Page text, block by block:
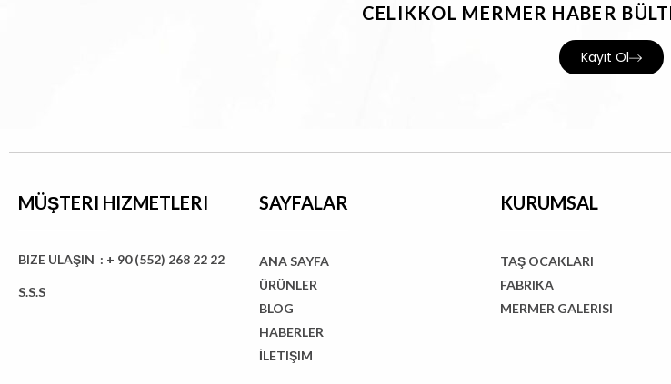
CELIKKOL MERMER HABER
Kayıt Ol
MÜŞTERI HIZMETLERI
BIZE ULAŞIN : + 90 (552) 268 22 22
S.S.S
SAYFALAR
ANA SAYFA
ÜRÜNLER
BLOG
HABERLER
İLETIŞIM
KURUMSAL
TAŞ OCAKLARI
FABRIKA
MERMER GALERISI